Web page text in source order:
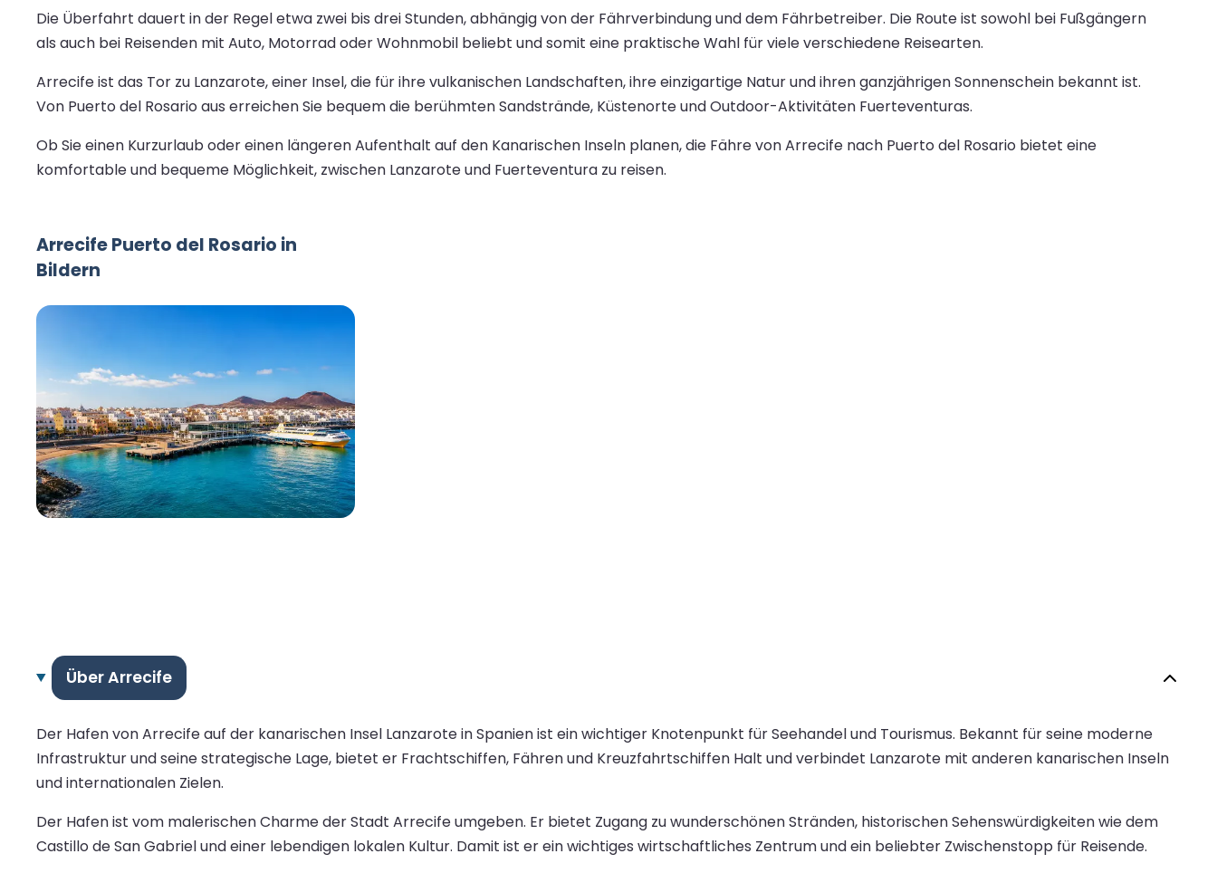
Die Überfahrt dauert in der Regel etwa zwei bis drei Stunden, abhängig von der Fährverbindung und dem Fährbetreiber. Die Route ist sowohl bei Fußgängern
als auch bei Reisenden mit Auto, Motorrad oder Wohnmobil beliebt und somit eine praktische Wahl für viele verschiedene Reisearten.
Arrecife ist das Tor zu Lanzarote, einer Insel, die für ihre vulkanischen Landschaften, ihre einzigartige Natur und ihren ganzjährigen Sonnenschein bekannt ist.
Von Puerto del Rosario aus erreichen Sie bequem die berühmten Sandstrände, Küstenorte und Outdoor-Aktivitäten Fuerteventuras.
Ob Sie einen Kurzurlaub oder einen längeren Aufenthalt auf den Kanarischen Inseln planen, die Fähre von Arrecife nach Puerto del Rosario bietet eine
komfortable und bequeme Möglichkeit, zwischen Lanzarote und Fuerteventura zu reisen.
Arrecife Puerto del Rosario in
Bildern
Über Arrecife
Der Hafen von Arrecife auf der kanarischen Insel Lanzarote in Spanien ist ein wichtiger Knotenpunkt für Seehandel und Tourismus. Bekannt für seine moderne
Infrastruktur und seine strategische Lage, bietet er Frachtschiffen, Fähren und Kreuzfahrtschiffen Halt und verbindet Lanzarote mit anderen kanarischen Inseln
und internationalen Zielen.
Der Hafen ist vom malerischen Charme der Stadt Arrecife umgeben. Er bietet Zugang zu wunderschönen Stränden, historischen Sehenswürdigkeiten wie dem
Castillo de San Gabriel und einer lebendigen lokalen Kultur. Damit ist er ein wichtiges wirtschaftliches Zentrum und ein beliebter Zwischenstopp für Reisende.